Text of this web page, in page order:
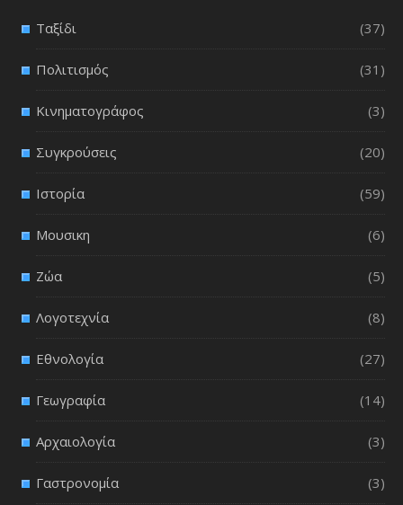
Ταξίδι (37)
Πολιτισμός (31)
Κινηματογράφος (3)
Συγκρούσεις (20)
Ιστορία (59)
Μουσικη (6)
Ζώα (5)
Λογοτεχνία (8)
Εθνολογία (27)
Γεωγραφία (14)
Αρχαιολογία (3)
Γαστρονομία (3)